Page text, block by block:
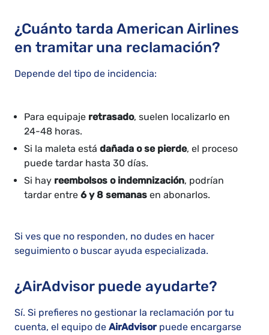
¿Cuánto tarda American Airlines
en tramitar una reclamación?
Depende del tipo de incidencia:
Para equipaje retrasado, suelen localizarlo en
24-48 horas.
Si la maleta está dañada o se pierde, el proceso
puede tardar hasta 30 días.
Si hay reembolsos o indemnización, podrían
tardar entre 6 y 8 semanas en abonarlos.
Si ves que no responden, no dudes en hacer
seguimiento o buscar ayuda especializada.
¿AirAdvisor puede ayudarte?
Sí. Si prefieres no gestionar la reclamación por tu
cuenta, el equipo de AirAdvisorpuede encargarse